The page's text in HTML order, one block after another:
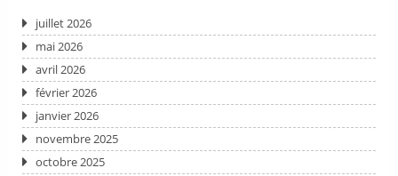
juillet 2026
mai 2026
avril 2026
février 2026
janvier 2026
novembre 2025
octobre 2025